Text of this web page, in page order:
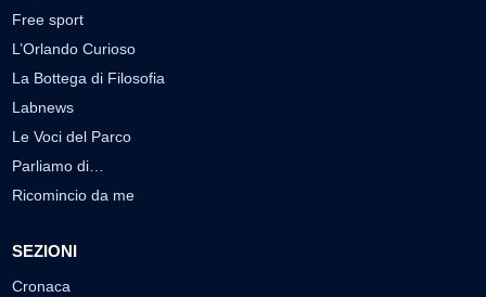
Free sport
L’Orlando Curioso
La Bottega di Filosofia
Labnews
Le Voci del Parco
Parliamo di…
Ricomincio da me
SEZIONI
Cronaca